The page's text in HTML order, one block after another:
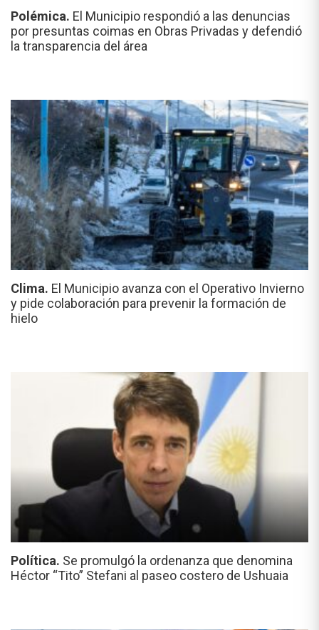
Polémica. El Municipio respondió a las denuncias
por presuntas coimas en Obras Privadas y defendió
la transparencia del área
Clima. El Municipio avanza con el Operativo Invierno
y pide colaboración para prevenir la formación de
hielo
Política. Se promulgó la ordenanza que denomina
Héctor “Tito” Stefani al paseo costero de Ushuaia